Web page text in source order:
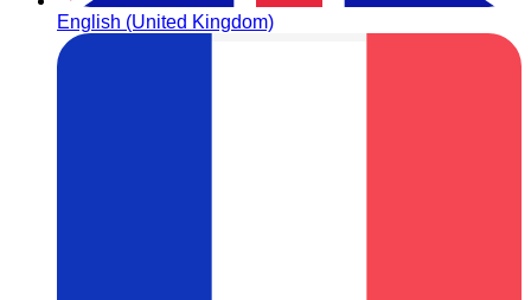
English (United Kingdom)